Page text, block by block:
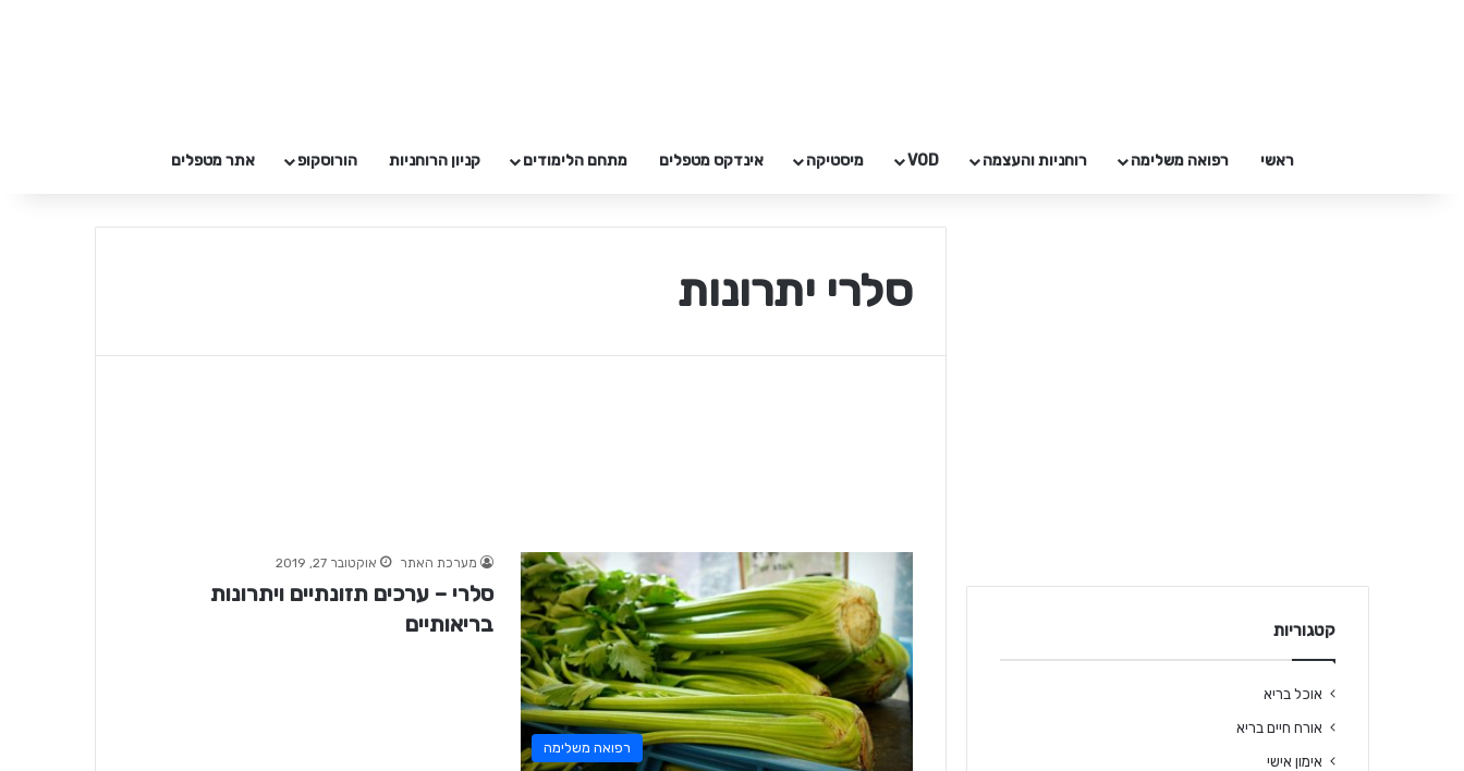
ראשי רפואה משלימה רוחניות והעצמה VOD מיסטיקה אינדקס מטפלים מתחם הלימודים קניון הרוחניות הורוסקופ אתר מטפלים
סלרי יתרונות
רפואה משלימה
מערכת האתר אוקטובר 27, 2019
סלרי – ערכים תזונתיים ויתרונות
בריאותיים
קטגוריות
אוכל בריא
אורח חיים בריא
אימון אישי